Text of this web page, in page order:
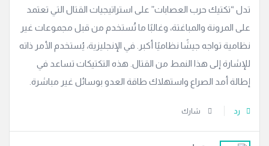
تدل “تكتيك حرب العصابات” على استراتيجيات القتال التي تعتمد
على المرونة والمباغتة، وغالبًا ما تُستخدم من قبل مجموعات غير
نظامية تواجه جيشًا نظاميًا أكبر. في الإنجليزية، يُستخدم الأمر ذاته
للإشارة إلى هذا النمط من القتال. هذه التكتيكات تساعد في
إطالة أمد الصراع واستهلاك طاقة العدو بوسائل غير مباشرة.
رد شارك